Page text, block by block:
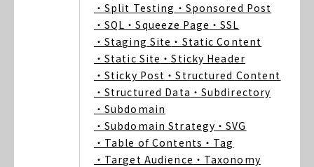
・Split Testing ・Sponsored Post
・SQL ・Squeeze Page ・SSL
・Staging Site ・Static Content
・Static Site ・Sticky Header
・Sticky Post ・Structured Content
・Structured Data ・Subdirectory
・Subdomain
・Subdomain Strategy ・SVG
・Table of Contents ・Tag
・Target Audience ・Taxonomy